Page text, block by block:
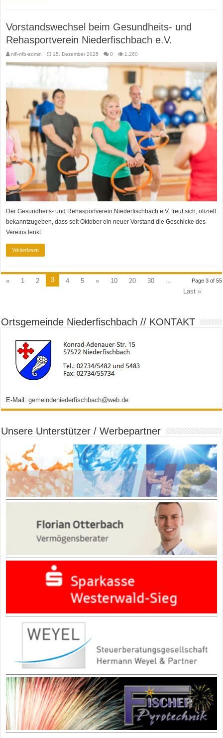
Vorstandswechsel beim Gesundheits- und
Rehasportverein Niederfischbach e.V.
nifi-nfb-admin 15. Dezember 2025 0 1,260
Der Gesundheits- und Rehasportverein Niederfischbach e.V. freut sich, ofiziell
bekanntzugeben, dass seit Oktober ein neuer Vorstand die Geschicke des
Vereins lenkt.
Weiterlesen
Page 3 of 55
« 1 2 3 4 5 » 10 20 30
Last »
Ortsgemeinde Niederfischbach // KONTAKT
E-Mail:gemeindeniederfischbach@web.de
Unsere Unterstützer / Werbepartner